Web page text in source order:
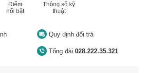
Điểm
nổi bật
Thông số kỹ
thuật
Quy định đổi trả
Tổng đài 028.222.35.321